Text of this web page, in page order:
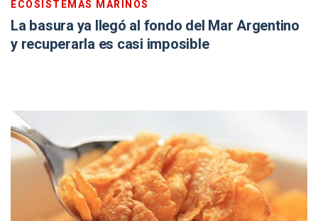
ECOSISTEMAS MARINOS
La basura ya llegó al fondo del Mar Argentino
y recuperarla es casi imposible